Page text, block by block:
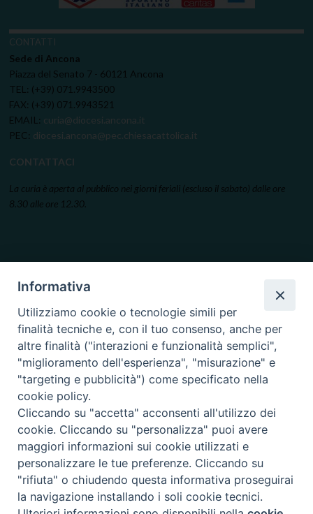
CONTATTI
Sede di Ancona
Piazza del Senato 7 - 60121 Ancona
TEL: (+39) 071.9943500
FAX: (+39) 071.9943521
EMAIL: curia@diocesi.ancona.it
PEC: diocesi.ancona@pec.chiesacattolica.it
CONTATTACI
La curia è aperta al pubblico nei giorni feriali (escluso il sabato) dalle ore
8.30 alle ore 12.30.
Copyright © 2019. Arcidiocesi di Ancona-Osimo.All Rights Reserved.
Informativa
Utilizziamo cookie o tecnologie simili per
finalità tecniche e, con il tuo consenso, anche per
altre finalità ("interazioni e funzionalità semplici",
"miglioramento dell'esperienza", "misurazione" e
"targeting e pubblicità") come specificato nella
cookie policy.
Cliccando su "accetta" acconsenti all'utilizzo dei
cookie. Cliccando su "personalizza" puoi avere
maggiori informazioni sui cookie utilizzati e
personalizzare le tue preferenze. Cliccando su
"rifiuta" o chiudendo questa informativa proseguirai
la navigazione installando i soli cookie tecnici.